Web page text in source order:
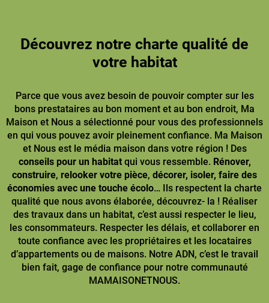
Découvrez notre charte qualité de
votre habitat
Parce que vous avez besoin de pouvoir compter sur les
bons prestataires au bon moment et au bon endroit, Ma
Maison et Nous a sélectionné pour vous des professionnels
en qui vous pouvez avoir pleinement confiance. Ma Maison
et Nous est le média maison dans votre région ! Des
conseils pour un habitatqui vous ressemble. Rénover,
construire, relooker votre pièce, décorer, isoler, faire des
économies avec une touche écolo… Ils respectent la charte
qualité que nous avons élaborée, découvrez- la ! Réaliser
des travaux dans un habitat, c’est aussi respecter le lieu,
les consommateurs. Respecter les délais, et collaborer en
toute confiance avec les propriétaires et les locataires
d’appartements ou de maisons. Notre ADN, c’est le travail
bien fait, gage de confiance pour notre communauté
MAMAISONETNOUS.